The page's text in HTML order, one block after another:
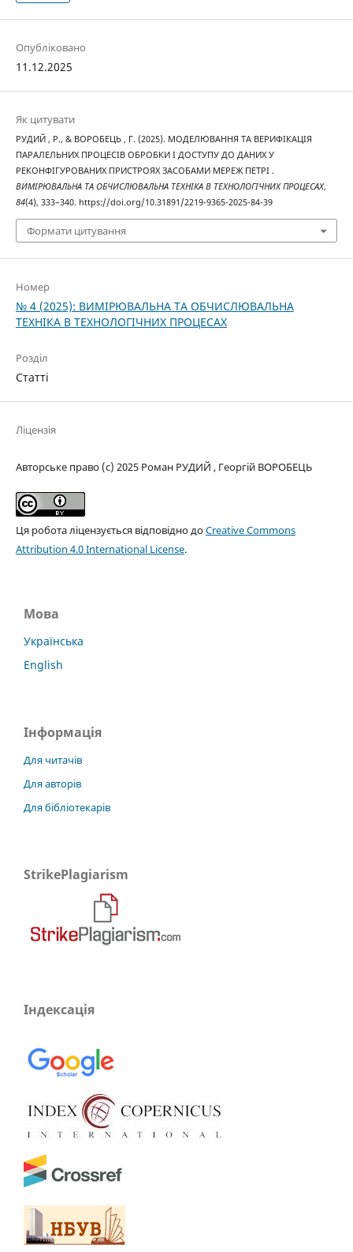
Опубліковано
11.12.2025
Як цитувати
РУДИЙ , Р., & ВОРОБЕЦЬ , Г. (2025). МОДЕЛЮВАННЯ ТА ВЕРИФІКАЦІЯ
ПАРАЛЕЛЬНИХ ПРОЦЕСІВ ОБРОБКИ І ДОСТУПУ ДО ДАНИХ У
РЕКОНФІГУРОВАНИХ ПРИСТРОЯХ ЗАСОБАМИ МЕРЕЖ ПЕТРІ .
ВИМІРЮВАЛЬНА ТА ОБЧИСЛЮВАЛЬНА ТЕХНІКА В ТЕХНОЛОГІЧНИХ ПРОЦЕСАХ,
84(4), 333–340. https://doi.org/10.31891/2219-9365-2025-84-39
Формати цитування
Номер
№ 4 (2025): ВИМІРЮВАЛЬНА ТА ОБЧИСЛЮВАЛЬНА
ТЕХНІКА В ТЕХНОЛОГІЧНИХ ПРОЦЕСАХ
Розділ
Статті
Ліцензія
Авторське право (c) 2025 Роман РУДИЙ , Георгій ВОРОБЕЦЬ
Ця робота ліцензується відповідно доCreative Commons
Attribution 4.0 International License.
Мова
Українська
English
Інформація
Для читачів
Для авторів
Для бібліотекарів
StrikePlagiarism
Індексація